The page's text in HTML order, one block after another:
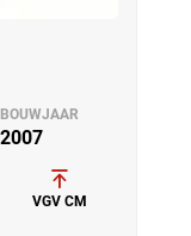
BOUWJAAR
2007
VGV CM